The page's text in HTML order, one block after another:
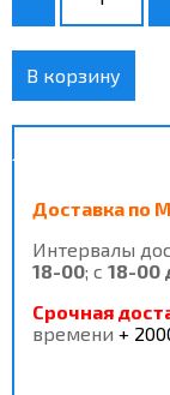
В корзину
Доставка по
Интервалы
18-00; с 18-00
Срочная
времени +